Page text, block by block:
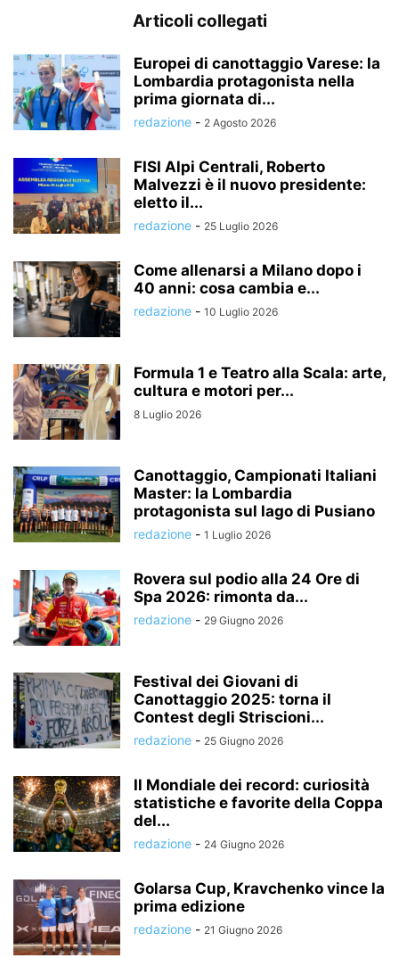
Articoli collegati
Europei di canottaggio Varese: la
Lombardia protagonista nella
prima giornata di...
redazione - 2 Agosto 2026
FISI Alpi Centrali, Roberto
Malvezzi è il nuovo presidente:
eletto il...
redazione - 25 Luglio 2026
Come allenarsi a Milano dopo i
40 anni: cosa cambia e...
redazione - 10 Luglio 2026
Formula 1 e Teatro alla Scala: arte,
cultura e motori per...
8 Luglio 2026
Canottaggio, Campionati Italiani
Master: la Lombardia
protagonista sul lago di Pusiano
redazione - 1 Luglio 2026
Rovera sul podio alla 24 Ore di
Spa 2026: rimonta da...
redazione - 29 Giugno 2026
Festival dei Giovani di
Canottaggio 2025: torna il
Contest degli Striscioni...
redazione - 25 Giugno 2026
Il Mondiale dei record: curiosità
statistiche e favorite della Coppa
del...
redazione - 24 Giugno 2026
Golarsa Cup, Kravchenko vince la
prima edizione
redazione - 21 Giugno 2026